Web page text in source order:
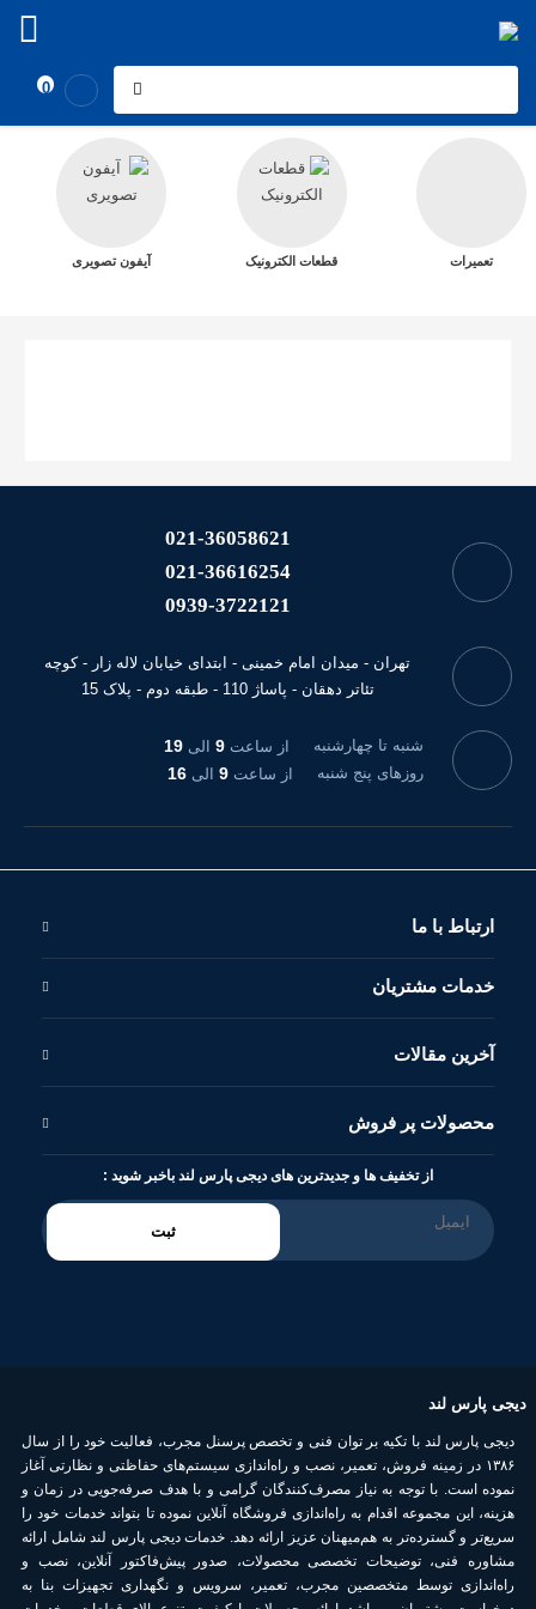
0
تعمیرات قطعات الکترونیک آیفون تصویری
021-36058621
021-36616254
0939-3722121
تهران - میدان امام خمینی - ابتدای خیابان لاله زار - کوچه
تئاتر دهقان - پاساژ 110 - طبقه دوم - پلاک 15
شنبه تا چهارشنبه از ساعت 9 الی 19
روزهای پنج شنبه از ساعت 9 الی 16
ارتباط با ما
خدمات مشتریان
آخرین مقالات
محصولات پر فروش
از تخفیف ها و جدیدترین های دیجی پارس لند باخبر شوید :
ثبت
دیجی پارس لند
دیجی پارس لند با تکیه بر توان فنی و تخصص پرسنل مجرب، فعالیت خود را از سال
۱۳۸۶ در زمینه فروش، تعمیر، نصب و راه‌اندازی سیستم‌های حفاظتی و نظارتی آغاز
نموده است. با توجه به نیاز مصرف‌کنندگان گرامی و با هدف صرفه‌جویی در زمان و
هزینه، این مجموعه اقدام به راه‌اندازی فروشگاه آنلاین نموده تا بتواند خدمات خود را
سریع‌تر و گسترده‌تر به هم‌میهنان عزیز ارائه دهد. خدمات دیجی پارس لند شامل ارائه
مشاوره فنی، توضیحات تخصصی محصولات، صدور پیش‌فاکتور آنلاین، نصب و
راه‌اندازی توسط متخصصین مجرب، تعمیر، سرویس و نگهداری تجهیزات بنا به